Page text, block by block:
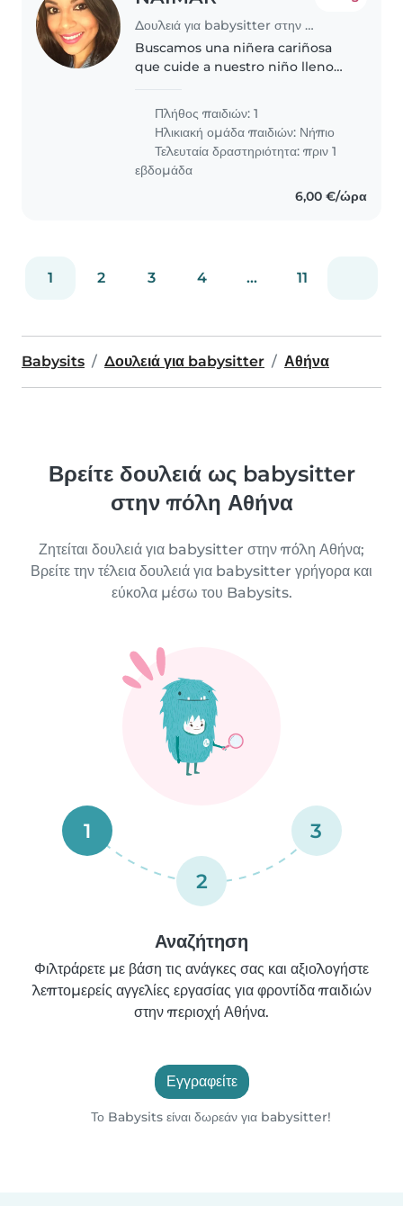
Δουλειά για babysitter στην περιοχή Αθήνα
Buscamos una niñera cariñosa
que cuide a nuestro niño lleno
alguien que hable español e
inglés y esté cómodo/a con
mascotas, cocinar y tareas del
hogar...
Πλήθος παιδιών: 1
Ηλικιακή ομάδα παιδιών: Νήπιο
Τελευταία δραστηριότητα: πριν 1
εβδομάδα
6,00 €/ώρα
1 2 3 4 ... 11
Babysits Δουλειά για babysitter Αθήνα
Βρείτε δουλειά ως babysitter
στην πόλη Αθήνα
Ζητείται δουλειά για babysitter στην πόλη Αθήνα;
Βρείτε την τέλεια δουλειά για babysitter γρήγορα και
εύκολα μέσω του Babysits.
1
2
3
Αναζήτηση
Φιλτράρετε με βάση τις ανάγκες σας και αξιολογήστε
λεπτομερείς αγγελίες εργασίας για φροντίδα παιδιών
στην περιοχή Αθήνα.
Εγγραφείτε
Το Babysits είναι δωρεάν για babysitter!